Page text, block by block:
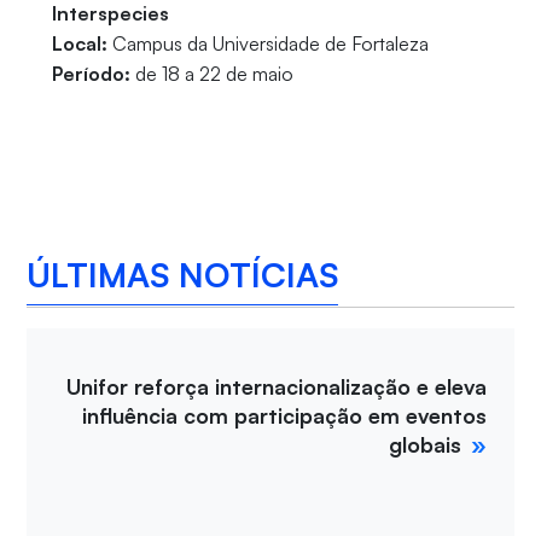
Interspecies
Local: Campus da Universidade de Fortaleza
Período: de 18 a 22 de maio
ÚLTIMAS NOTÍCIAS
Unifor reforça internacionalização e eleva
influência com participação em eventos
globais